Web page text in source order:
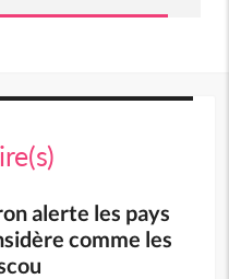
alerte les pays
comme les